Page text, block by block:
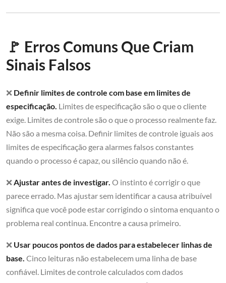
🚩 Erros Comuns Que Criam
Sinais Falsos
❌ Definir limites de controle com base em limites de
especificação. Limites de especificação são o que o cliente
exige. Limites de controle são o que o processo realmente faz.
Não são a mesma coisa. Definir limites de controle iguais aos
limites de especificação gera alarmes falsos constantes
quando o processo é capaz, ou silêncio quando não é.
❌ Ajustar antes de investigar. O instinto é corrigir o que
parece errado. Mas ajustar sem identificar a causa atribuível
significa que você pode estar corrigindo o sintoma enquanto o
problema real continua. Encontre a causa primeiro.
❌ Usar poucos pontos de dados para estabelecer linhas de
base. Cinco leituras não estabelecem uma linha de base
confiável. Limites de controle calculados com dados